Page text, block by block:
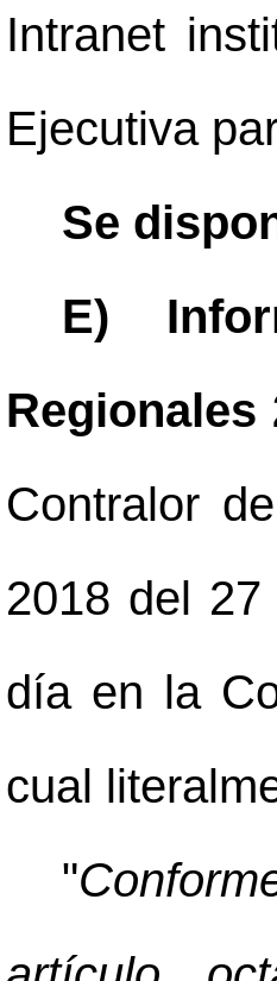
Intranet
Ejecutiva
Se
E)
Regionales
Contralor
2018 del
día en la
cual
"